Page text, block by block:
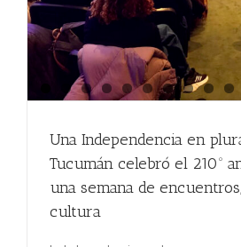
Una Independencia en
Tucumán celebró el 210º
una semana de
cultura